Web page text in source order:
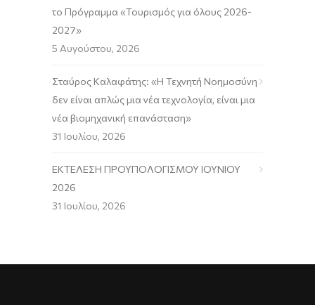
το Πρόγραμμα «Τουρισμός για όλους 2026-
2027»
5 Αυγούστου, 2026
Σταύρος Καλαφάτης: «Η Τεχνητή Νοημοσύνη
δεν είναι απλώς μια νέα τεχνολογία, είναι μια
νέα βιομηχανική επανάσταση»
31 Ιουλίου, 2026
ΕΚΤΕΛΕΣΗ ΠΡΟΥΠΟΛΟΓΙΣΜΟΥ ΙΟΥΝΙΟΥ
2026
31 Ιουλίου, 2026